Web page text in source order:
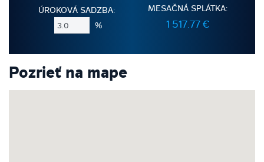
ÚROKOVÁ SADZBA:
%
MESAČNÁ SPLÁTKA:
1 517.77 €
Pozrieť na mape